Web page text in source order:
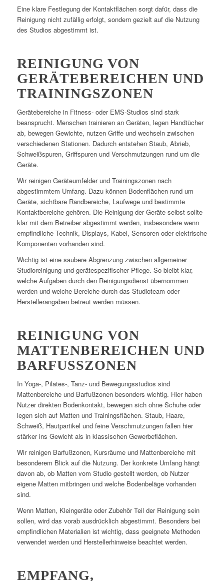
Eine klare Festlegung der Kontaktflächen sorgt dafür, dass die
Reinigung nicht zufällig erfolgt, sondern gezielt auf die Nutzung
des Studios abgestimmt ist.
REINIGUNG VON
GERÄTEBEREICHEN UND
TRAININGSZONEN
Gerätebereiche in Fitness- oder EMS-Studios sind stark
beansprucht. Menschen trainieren an Geräten, legen Handtücher
ab, bewegen Gewichte, nutzen Griffe und wechseln zwischen
verschiedenen Stationen. Dadurch entstehen Staub, Abrieb,
Schweißspuren, Griffspuren und Verschmutzungen rund um die
Geräte.
Wir reinigen Geräteumfelder und Trainingszonen nach
abgestimmtem Umfang. Dazu können Bodenflächen rund um
Geräte, sichtbare Randbereiche, Laufwege und bestimmte
Kontaktbereiche gehören. Die Reinigung der Geräte selbst sollte
klar mit dem Betreiber abgestimmt werden, insbesondere wenn
empfindliche Technik, Displays, Kabel, Sensoren oder elektrische
Komponenten vorhanden sind.
Wichtig ist eine saubere Abgrenzung zwischen allgemeiner
Studioreinigung und gerätespezifischer Pflege. So bleibt klar,
welche Aufgaben durch den Reinigungsdienst übernommen
werden und welche Bereiche durch das Studioteam oder
Herstellerangaben betreut werden müssen.
REINIGUNG VON
MATTENBEREICHEN UND
BARFUSSZONEN
In Yoga-, Pilates-, Tanz- und Bewegungsstudios sind
Mattenbereiche und Barfußzonen besonders wichtig. Hier haben
Nutzer direkten Bodenkontakt, bewegen sich ohne Schuhe oder
legen sich auf Matten und Trainingsflächen. Staub, Haare,
Schweiß, Hautpartikel und feine Verschmutzungen fallen hier
stärker ins Gewicht als in klassischen Gewerbeflächen.
Wir reinigen Barfußzonen, Kursräume und Mattenbereiche mit
besonderem Blick auf die Nutzung. Der konkrete Umfang hängt
davon ab, ob Matten vom Studio gestellt werden, ob Nutzer
eigene Matten mitbringen und welche Bodenbeläge vorhanden
sind.
Wenn Matten, Kleingeräte oder Zubehör Teil der Reinigung sein
sollen, wird das vorab ausdrücklich abgestimmt. Besonders bei
empfindlichen Materialien ist wichtig, dass geeignete Methoden
verwendet werden und Herstellerhinweise beachtet werden.
EMPFANG,